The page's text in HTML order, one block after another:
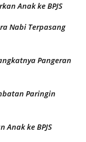
Anak ke BPJS
Nabi Terpasang
Pangeran
Paringin
Anak ke BPJS